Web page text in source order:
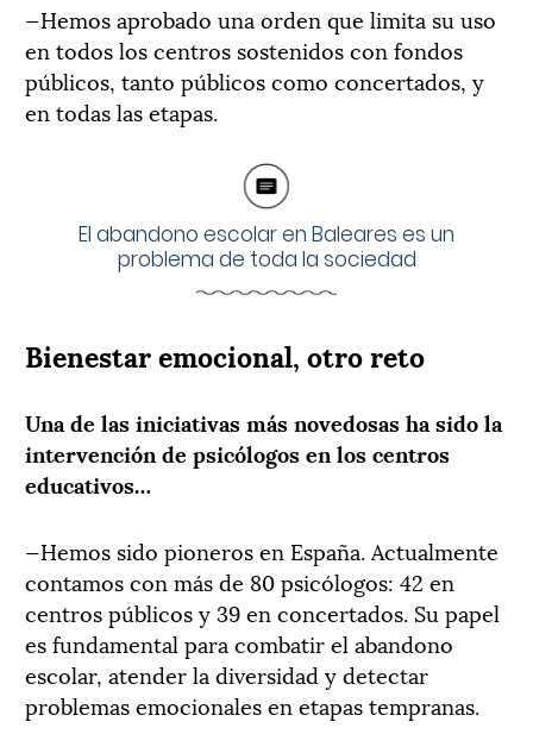
—Hemos aprobado una orden que limita su uso
en todos los centros sostenidos con fondos
públicos, tanto públicos como concertados, y
en todas las etapas.
El abandono escolar en Baleares es un
problema de toda la sociedad
Bienestar emocional, otro reto
Una de las iniciativas más novedosas ha sido la
intervención de psicólogos en los centros
educativos…
—Hemos sido pioneros en España. Actualmente
contamos con más de 80 psicólogos: 42 en
centros públicos y 39 en concertados. Su papel
es fundamental para combatir el abandono
escolar, atender la diversidad y detectar
problemas emocionales en etapas tempranas.